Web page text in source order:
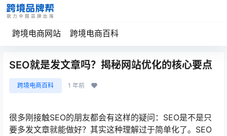
跨境电商网站 跨境电商百科
SEO就是发文章吗？揭秘网站优化的核心要点
跨境电商百科 1 年前
很多刚接触SEO的朋友都会有这样的疑问：SEO是不是只
要多发文章就能做好？其实这种理解过于简单化了。SEO